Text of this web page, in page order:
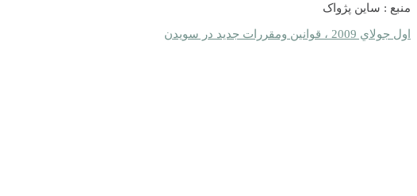
منبع : ساين پژواک
اول جولاي 2009 ، قوانين ومقررات جديد در سويدن